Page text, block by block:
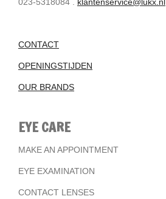
CONTACT
OPENINGSTIJDEN
OUR BRANDS
EYE CARE
MAKE AN APPOINTMENT
EYE EXAMINATION
CONTACT LENSES